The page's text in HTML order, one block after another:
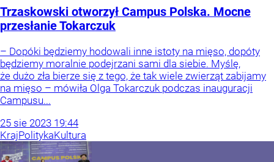
Trzaskowski otworzył Campus Polska. Mocne
przesłanie Tokarczuk
– Dopóki będziemy hodowali inne istoty na mięso, dopóty
będziemy moralnie podejrzani sami dla siebie. Myślę,
że dużo zła bierze się z tego, że tak wiele zwierząt zabijamy
na mięso – mówiła Olga Tokarczuk podczas inauguracji
Campusu...
25 sie 2023 19:44
KrajPolitykaKultura